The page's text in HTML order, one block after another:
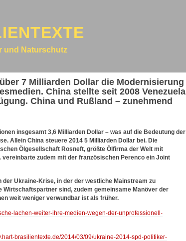
und Naturschutz
7 Milliarden Dollar die Modernisierung
China stellte seit 2008 Venezuela
China und Rußland – zunehmend
insgesamt 3,6 Milliarden Dollar – was auf die Bedeutung der
Allein China steuere 2014 5 Milliarden Dollar bei. Die
Ölgesellschaft Rosneft, größte Ölfirma der Welt mit
zudem mit der französischen Perenco ein Joint
Ukraine-Krise, in der der westliche Mainstream zu
sind, zudem gemeinsame Manöver der
weit weniger verwundbar ist als früher.
lachen-weiter-ihre-medien-wegen-der-unprofessionell-
brasilientexte.de/2014/03/09/ukraine-2014-spd-politiker-